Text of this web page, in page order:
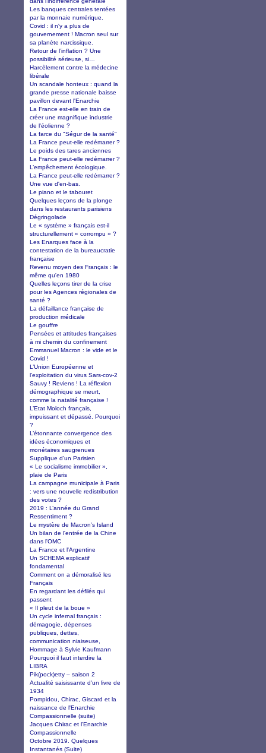
Les banques centrales tentées
par la monnaie numérique.
Covid : il n'y a plus de
gouvernement ! Macron seul sur
sa planète narcissique.
Retour de l’inflation ? Une
possibilité sérieuse, si…
Harcèlement contre la médecine
libérale
Un scandale honteux : quand la
grande presse nationale baisse
pavillon devant l'Enarchie
La France est-elle en train de
créer une magnifique industrie
de l'éolienne ?
La farce du "Ségur de la santé"
La France peut-elle redémarrer ?
Le poids des tares anciennes
La France peut-elle redémarrer ?
L’empêchement écologique.
La France peut-elle redémarrer ?
Une vue d'en-bas.
Le piano et le tabouret
Quelques leçons de la plonge
dans les restaurants parisiens
Dégringolade
Le « système » français est-il
structurellement « corrompu » ?
Les Enarques face à la
contestation de la bureaucratie
française
Revenu moyen des Français : le
même qu'en 1980
Quelles leçons tirer de la crise
pour les Agences régionales de
santé ?
La défaillance française de
production médicale
Le gouffre
Pensées et attitudes françaises
à mi chemin du confinement
Emmanuel Macron : le vide et le
Covid !
L’Union Européenne et
l’exploitation du virus Sars-cov-2
Sauvy ! Reviens ! La réflexion
démographique se meurt,
comme la natalité française !
L’Etat Moloch français,
impuissant et dépassé. Pourquoi
?
L’étonnante convergence des
idées économiques et
monétaires saugrenues
Supplique d'un Parisien
« Le socialisme immobilier »,
plaie de Paris
La campagne municipale à Paris
: vers une nouvelle redistribution
des votes ?
2019 : L’année du Grand
Ressentiment ?
Le mystère de Macron’s Island
Un bilan de l'entrée de la Chine
dans l'OMC
La France et l'Argentine
Un SCHEMA explicatif
fondamental
Comment on a démoralisé les
Français
En regardant les défilés qui
passent
« Il pleut de la boue »
Un cycle infernal français :
démagogie, dépenses
publiques, dettes,
communication niaiseuse,
Hommage à Sylvie Kaufmann
Pourquoi il faut interdire la
LIBRA
Pik(pock)etty – saison 2
Actualité saisissante d'un livre de
1934
Pompidou, Chirac, Giscard et la
naissance de l'Enarchie
Compassionnelle (suite)
Jacques Chirac et l'Enarchie
Compassionnelle
Octobre 2019. Quelques
Instantanés (Suite)